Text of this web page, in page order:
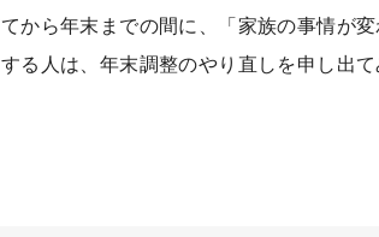
から年末までの間に、「家族の事情が
る人は、年末調整のやり直しを申し出て